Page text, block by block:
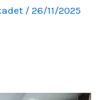
/ 26/11/2025